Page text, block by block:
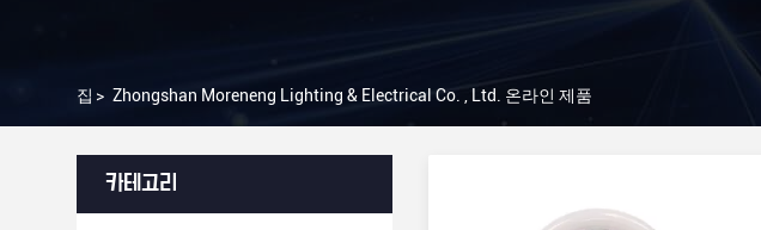
집 > Zhongshan Moreneng Lighting & Electrical Co. , Ltd. 온라인 제품
카테고리